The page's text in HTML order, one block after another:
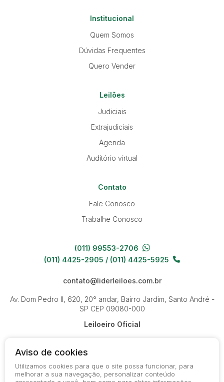
Institucional
Quem Somos
Dúvidas Frequentes
Quero Vender
Leilões
Judiciais
Extrajudiciais
Agenda
Auditório virtual
Contato
Fale Conosco
Trabalhe Conosco
(011) 99553-2706
(011) 4425-2905 / (011) 4425-5925
contato@liderleiloes.com.br
Av. Dom Pedro II, 620, 20° andar, Bairro Jardim, Santo André -
SP CEP 09080-000
Leiloeiro Oficial
Aviso de cookies
Utilizamos cookies para que o site possa funcionar, para
melhorar a sua navegação, personalizar conteúdo